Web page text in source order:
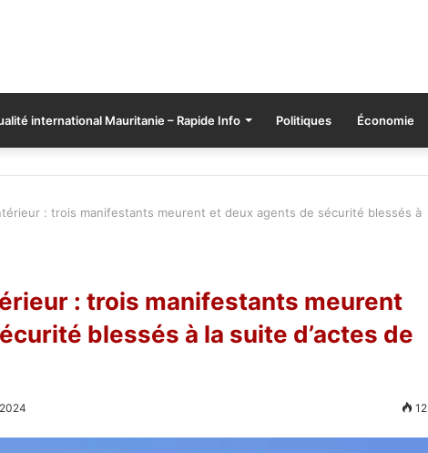
international Mauritanie – Rapide Info Politiques Économie
: trois manifestants meurent et deux agents de sécurité blessés à
: trois manifestants meurent
blessés à la suite d’actes de
12